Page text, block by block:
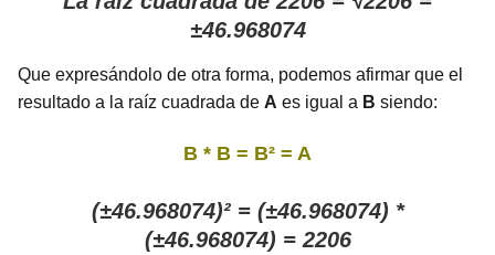
±46.968074
Que expresándolo de otra forma, podemos afirmar que el
resultado a la raíz cuadrada de A es igual a B siendo:
B * B = B² = A
(±46.968074)² = (±46.968074) *
(±46.968074) = 2206